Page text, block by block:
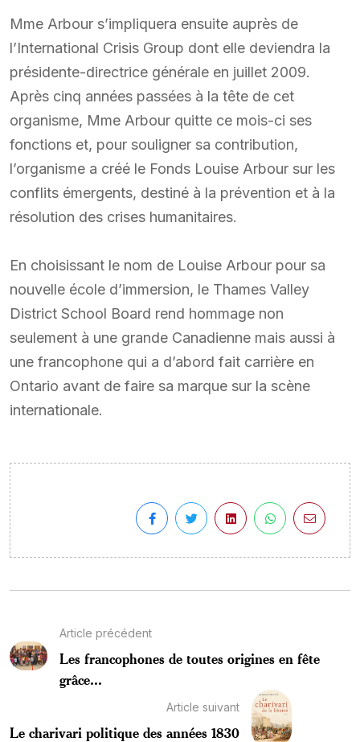
Mme Arbour s’impliquera ensuite auprès de
l’International Crisis Group dont elle deviendra la
présidente-directrice générale en juillet 2009.
Après cinq années passées à la tête de cet
organisme, Mme Arbour quitte ce mois-ci ses
fonctions et, pour souligner sa contribution,
l’organisme a créé le Fonds Louise Arbour sur les
conflits émergents, destiné à la prévention et à la
résolution des crises humanitaires.
En choisissant le nom de Louise Arbour pour sa
nouvelle école d’immersion, le Thames Valley
District School Board rend hommage non
seulement à une grande Canadienne mais aussi à
une francophone qui a d’abord fait carrière en
Ontario avant de faire sa marque sur la scène
internationale.
Article précédent
Les francophones de toutes origines en fête
grâce...
Article suivant
Le charivari politique des années 1830